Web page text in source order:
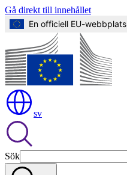
Gå direkt till innehållet
En officiell EU-webbplats
sv
Sök